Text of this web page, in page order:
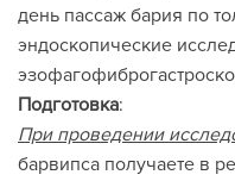
день пассаж бария по
эндоскопические
Подготовка:
При проведении
барвипса получаете в